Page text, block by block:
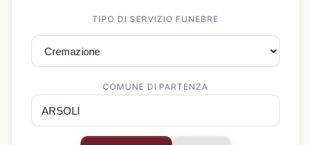
TIPO DI SERVIZIO FUNEBRE
COMUNE DI PARTENZA